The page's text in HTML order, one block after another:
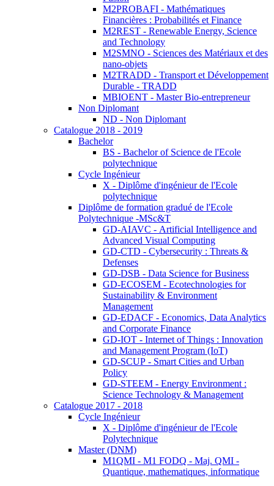
M2PROBAFI - Mathématiques
Financières : Probabilités et Finance
M2REST - Renewable Energy, Science
and Technology
M2SMNO - Sciences des Matériaux et des
nano-objets
M2TRADD - Transport et Développement
Durable - TRADD
MBIOENT - Master Bio-entrepreneur
Non Diplomant
ND - Non Diplomant
Catalogue 2018 - 2019
Bachelor
BS - Bachelor of Science de l'Ecole
polytechnique
Cycle Ingénieur
X - Diplôme d'ingénieur de l'Ecole
polytechnique
Diplôme de formation gradué de l'Ecole
Polytechnique -MSc&T
GD-AIAVC - Artificial Intelligence and
Advanced Visual Computing
GD-CTD - Cybersecurity : Threats &
Defenses
GD-DSB - Data Science for Business
GD-ECOSEM - Ecotechnologies for
Sustainability & Environment
Management
GD-EDACF - Economics, Data Analytics
and Corporate Finance
GD-IOT - Internet of Things : Innovation
and Management Program (IoT)
GD-SCUP - Smart Cities and Urban
Policy
GD-STEEM - Energy Environment :
Science Technology & Management
Catalogue 2017 - 2018
Cycle Ingénieur
X - Diplôme d'ingénieur de l'Ecole
Polytechnique
Master (DNM)
M1QMI - M1 FODQ - Maj. QMI -
Quantique, mathematiques, informatique